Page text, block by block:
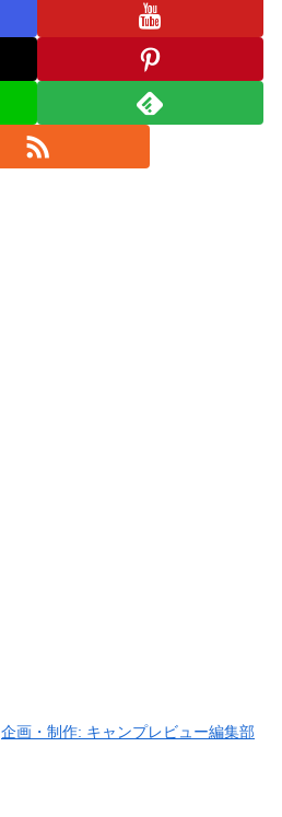
企画・制作: キャンプレビュー編集部